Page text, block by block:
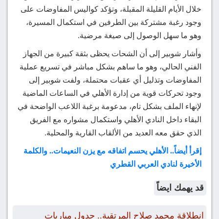
خلال الأيام القليلة المقبلة، وتؤكد كواليس المفاوضات على
وجود رغبة مشتركة بين الطرفين في استكمال المسيرة،
وهو ما سهل الوصول إلى صيغة مرضية.
وأشار شوبير إلى أن الشحات يحظى بثقة كبيرة من الجهاز
الفني الحالي، وهو ما ساهم بشكل مباشر في تسريع عملية
المفاوضات وتذليل أي عقبات محتملة، ولفت شوبير إلى
وجود تحركات قوية من إدارة الأهلي في الساعات الماضية
لإنهاء الملف بشكل تام، مدعومة برغبة اللاعب الواضحة في
البقاء داخل النادي الأهلي واستكمال مشواره مع الفريق
الذي حقق معه العديد من الألقاب القارية والمحلية.
إقرأ أيضاً.. الأهلي يحسم اتفاقه مع يزن النعيمات.. والكلمة
الأخيرة لنادي العربي القطري
قد يهمك ايضاً
انطلاقة محمد صلاح المرتقبة.. جدول مباريات